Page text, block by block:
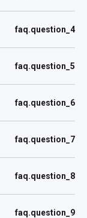
faq.question_4
faq.question_5
faq.question_6
faq.question_7
faq.question_8
faq.question_9